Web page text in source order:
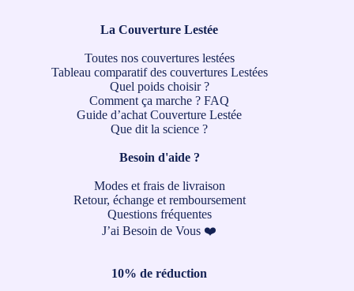
La Couverture Lestée
Toutes nos couvertures lestées
Tableau comparatif des couvertures Lestées
Quel poids choisir ?
Comment ça marche ? FAQ
Guide d’achat Couverture Lestée
Que dit la science ?
Besoin d'aide ?
Modes et frais de livraison
Retour, échange et remboursement
Questions fréquentes
J’ai Besoin de Vous ❤️
10% de réduction